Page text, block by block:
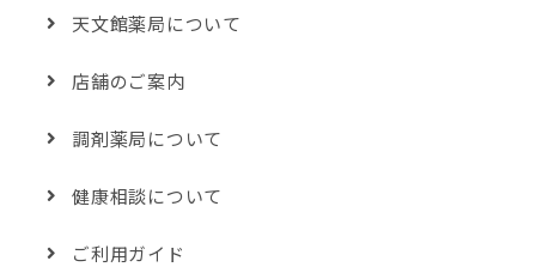
天文館薬局について
店舗のご案内
調剤薬局について
健康相談について
ご利用ガイド